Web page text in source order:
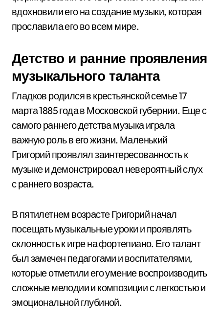
вдохновили его на создание музыки, которая
прославила его во всем мире.
Детство и ранние проявления
музыкального таланта
Гладков родился в крестьянской семье 17
марта 1885 года в Московской губернии. Еще с
самого раннего детства музыка играла
важную роль в его жизни. Маленький
Григорий проявлял заинтересованность к
музыке и демонстрировал невероятный слух
с раннего возраста.
В пятилетнем возрасте Григорий начал
посещать музыкальные уроки и проявлять
склонность к игре на фортепиано. Его талант
был замечен педагогами и воспитателями,
которые отметили его умение воспроизводить
сложные мелодии и композиции с легкостью и
эмоциональной глубиной.